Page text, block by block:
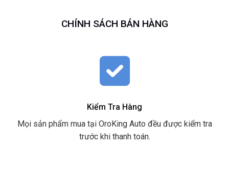
CHÍNH SÁCH BÁN HÀNG
Kiểm Tra Hàng
Mọi sản phẩm mua tại OroKing Auto đều được kiểm tra
trước khi thanh toán.